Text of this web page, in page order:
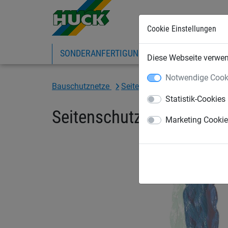
Cookie Einstellungen
Diese Webseite
Notwendige
Statistik-Cookies
Marketing
SONDERANFERTIGUNG SPORTNETZE
Bauschutznetze Seitenschutznetze
Seitenschutznetz 2 x 10